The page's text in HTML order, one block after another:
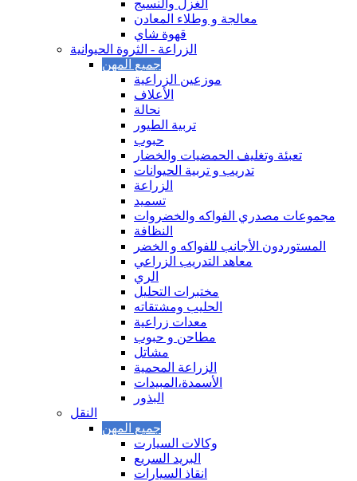
الغزل والنسيج
معالجة و وطلاء المعادن
قهوة شاي
الزراعة - الثروة الحيوانية
موزعين الزراعية
الأعلاف
نحالة
تربية الطيور
حبوب
تعبئة وتغليف الحمضيات والخضار
تدريب و تربية الحيوانات
الزراعة
تسميد
مجموعات مصدري الفواكه والخضروات
النظافة
المستوردون الأجانب للفواكه و الخضر
معاهد التدريب الزراعي
الري
مختبرات التحليل
الحليب ومشتقاته
معدات زراعية
مطاحن و حبوب
مشاتل
الزراعة المحمية
الأسمدة،المبيدات
البذور
النقل
وكالات السيارت
البريد السريع
انقاذ السيارات